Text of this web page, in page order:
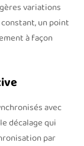
variations
un point
à façon
avec
décalage qui
par